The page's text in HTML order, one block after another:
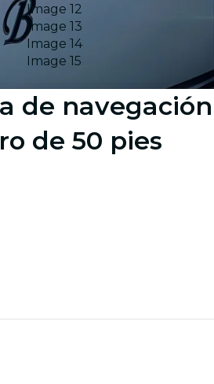
Image 12
Image 13
Image 14
Image 15
de navegación
de 50 pies